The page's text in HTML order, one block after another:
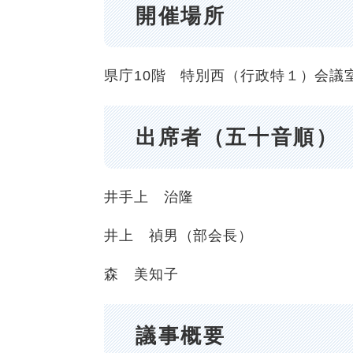
開催場所
県庁10階 特別西（行政特１）会議
出席者（五十音順）
井手上 治隆
井上 禎男（部会長）
森 美知子
議事概要